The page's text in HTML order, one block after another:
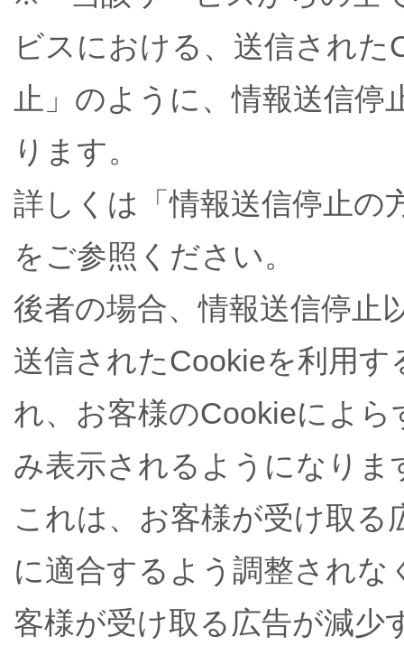
ビスにおける、送信され
止」のように、情報送信
ります。
詳しくは「情報送信停止の
をご参照ください。
後者の場合、情報送信停止
送信されたCookieを利用
れ、お客様のCookieによ
み表示されるようになりま
これは、お客様が受け取る
に適合するよう調整され
客様が受け取る広告が減